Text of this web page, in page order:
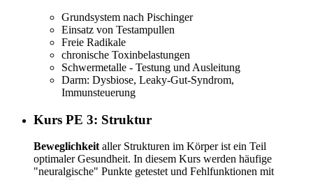
Grundsystem nach Pischinger
Einsatz von Testampullen
Freie Radikale
chronische Toxinbelastungen
Schwermetalle - Testung und Ausleitung
Darm: Dysbiose, Leaky-Gut-Syndrom,
Immunsteuerung
Kurs PE 3: Struktur
Beweglichkeit aller Strukturen im Körper ist ein Teil
optimaler Gesundheit. In diesem Kurs werden häufige
"neuralgische" Punkte getestet und Fehlfunktionen mit